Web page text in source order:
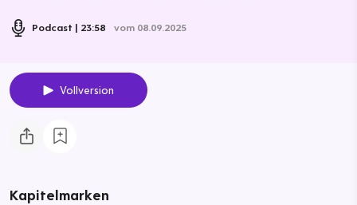
Podcast 23:58 vom 08.09.2025
Vollversion
Kapitelmarken